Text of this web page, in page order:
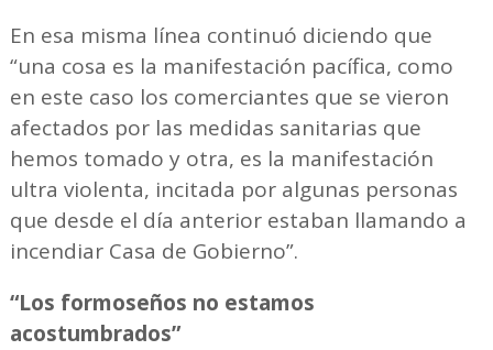
En esa misma línea continuó diciendo que
“una cosa es la manifestación pacífica, como
en este caso los comerciantes que se vieron
afectados por las medidas sanitarias que
hemos tomado y otra, es la manifestación
ultra violenta, incitada por algunas personas
que desde el día anterior estaban llamando a
incendiar Casa de Gobierno”.
“Los formoseños no estamos
acostumbrados”